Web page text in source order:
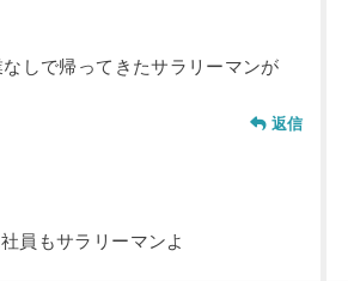
しで帰ってきたサラリーマンが
返信
員もサラリーマンよ